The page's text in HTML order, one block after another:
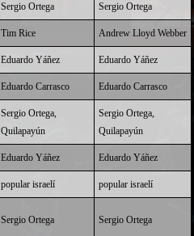
Sergio Ortega Sergio Ortega
Tim Rice Andrew Lloyd Webber
Eduardo Yáñez Eduardo Yáñez
Eduardo Carrasco Eduardo Carrasco
Sergio Ortega,
Quilapayún
Sergio Ortega,
Quilapayún
Eduardo Yáñez Eduardo Yáñez
popular israelí popular israelí
Sergio Ortega Sergio Ortega